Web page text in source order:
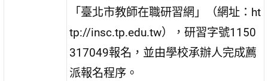
「臺北市教師在職研習網」（網址：ht
tp://insc.tp.edu.tw），研習字號1150
317049報名，並由學校承辦人完成薦
派報名程序。